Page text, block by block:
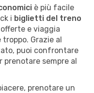
è più facile
i biglietti del treno
e viaggia
Grazie al
puoi confrontare
prenotare sempre al
prenotare un